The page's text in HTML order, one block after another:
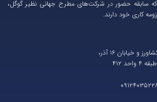
تهران، تقاطع بلوار کشاورز و خیابان 1۶ آذر،
۴۱۲
سابقه حضور در شرکت‌های مطرح جهانی نظیر گوگل،
کاری خود دارند.